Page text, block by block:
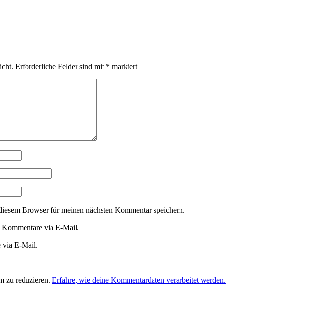
Erforderliche Felder sind mit * markiert
Browser für meinen nächsten Kommentar speichern.
via E-Mail.
via E-Mail.
zu reduzieren. Erfahre, wie deine Kommentardaten verarbeitet werden.